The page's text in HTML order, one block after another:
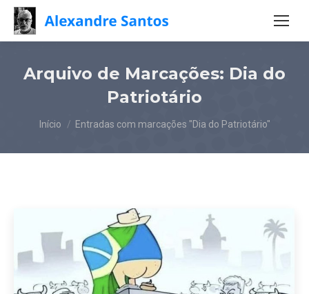
Arquivo de Marcações: Dia do
Patriotário
Você está aqui:
Início Entradas com marcações "Dia do Patriotário"